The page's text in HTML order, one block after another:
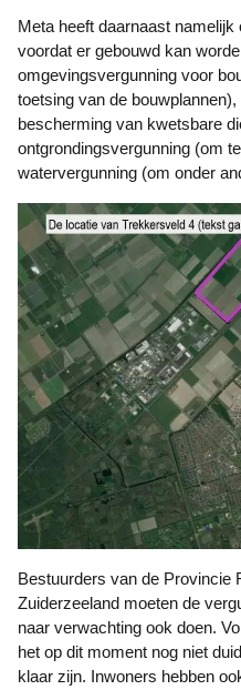
Meta heeft daarnaast namelijk ook nog vergunningen nodig
voordat er gebouwd kan
omgevingsvergunning voor
toetsing van de
bescherming van kwetsbare
ontgrondingsvergunning (om
watervergunning (om onder
Bestuurders van de Provincie Flevoland en het Waterschap
Zuiderzeeland moeten de
naar verwachting ook doen.
het op dit moment nog niet
klaar zijn. Inwoners hebben